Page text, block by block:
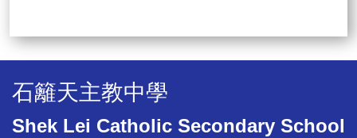
石籬天主教中學
Shek Lei Catholic Secondary School